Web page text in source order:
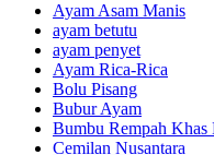
Ayam Asam Manis
ayam betutu
ayam penyet
Ayam Rica-Rica
Bolu Pisang
Bubur Ayam
Bumbu Rempah Khas
Cemilan Nusantara